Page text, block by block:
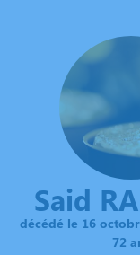
Said
décédé le 16
72